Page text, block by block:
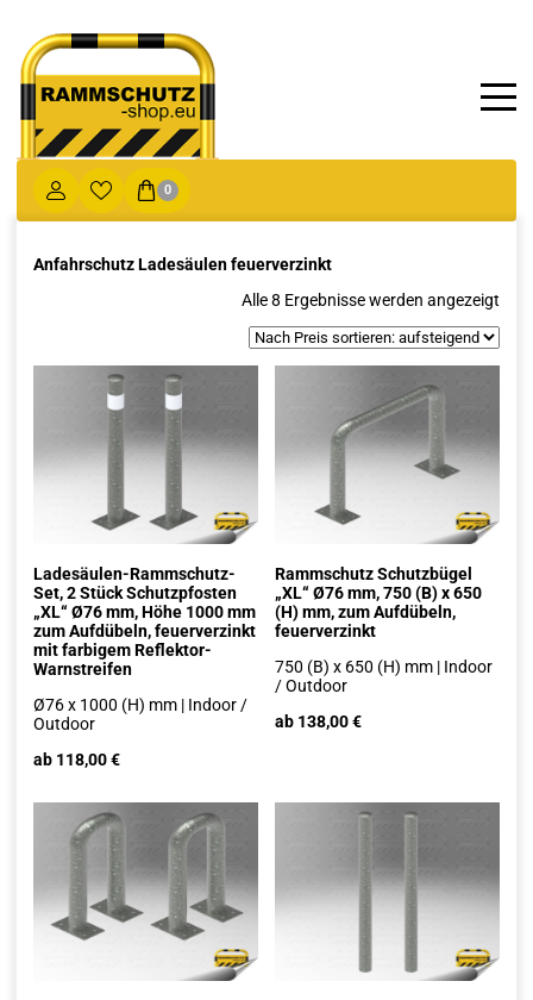
0
Anfahrschutz Ladesäulen feuerverzinkt
Alle 8 Ergebnisse werden angezeigt
Ladesäulen-Rammschutz-
Set, 2 Stück Schutzpfosten
„XL“ Ø76 mm, Höhe 1000 mm
zum Aufdübeln, feuerverzinkt
mit farbigem Reflektor-
Warnstreifen
Ø76 x 1000 (H) mm | Indoor /
Outdoor
ab 118,00 €
Rammschutz Schutzbügel
„XL“ Ø76 mm, 750 (B) x 650
(H) mm, zum Aufdübeln,
feuerverzinkt
750 (B) x 650 (H) mm | Indoor
/ Outdoor
ab 138,00 €